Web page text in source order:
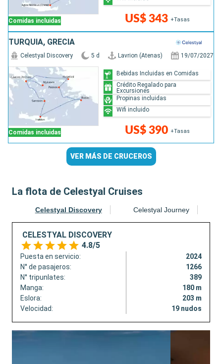
Comidas incluidas US$ 343 +Tasas
TURQUÍA, GRECIA
Comidas incluidas
Celestyal Discovery 5 d Lavrion (Atenas) 19/07/2027
US$ 390 +Tasas
Bebidas Incluidas en Comidas
Crédito Regalado para
Excursiones
Propinas incluidas
Wifi incluido
VER MÁS DE CRUCEROS
La flota de Celestyal Cruises
Celestyal Discovery Celestyal Journey
CELESTYAL DISCOVERY
4.8/5
Puesta en servicio:
2024
N° de pasajeros:
1266
N° tripunlates:
389
Manga:
180 m
Eslora:
203 m
Velocidad:
19 nudos